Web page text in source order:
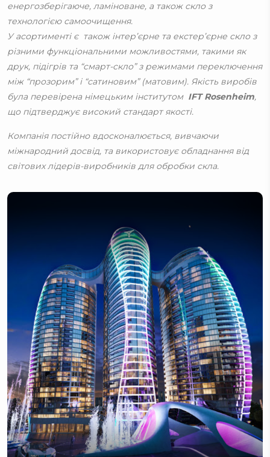
енергозберігаюче, ламіноване, а також скло з
технологією самоочищення.
У асортименті є також інтер’єрне та екстер’єрне скло з
різними функціональними можливостями, такими як
друк, підігрів та “смарт-скло” з режимами переключення
між “прозорим” і “сатиновим” (матовим). Якість виробів
була перевірена німецьким інститутом IFT Rosenheim,
що підтверджує високий стандарт якості.
Компанія постійно вдосконалюється, вивчаючи
міжнародний досвід, та використовує обладнання від
світових лідерів-виробників для обробки скла.